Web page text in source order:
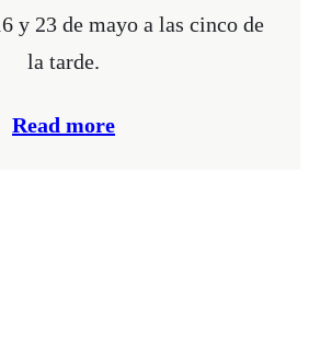
y 23 de mayo a las cinco de
la tarde.
Read more